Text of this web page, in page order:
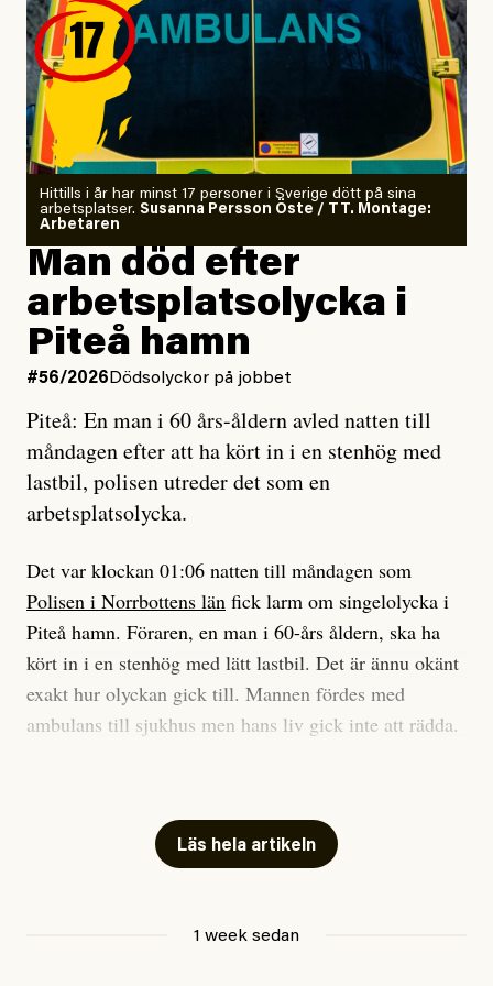
Jag letade tantrisk närhet
på kursgården Ängsbacka.
Jag är tränad i kontaktimprodans
och utbildad kaospilot.
Om läkaren säger vaccinera dig
så säger jag tvärtemot.
Jag lärde mig renovera
enligt uråldrig metod
och lade min sista ungdom
på att laga en gammal bod.
Jag sökte ljuset och meningen,
efter det som var rent, rätt och sant,
och aldrig såg jag det klarare än
när jag ombord på bussen hjälpte en tant.
#23/2026Intervjun
Jesper Lundby: ”Livet i sig
är ganska politiskt”
Hittills i år har minst 17 personer i Sverige dött på sina
arbetsplatser. Susanna Persson Öste / TT. Montage:
Arbetaren
Man död efter
arbetsplatsolycka i
Piteå hamn
#56/2026 Dödsolyckor på jobbet
Piteå: En man i 60 års-åldern avled natten till
måndagen efter att ha kört in i en stenhög med
lastbil, polisen utreder det som en
arbetsplatsolycka.
Det var klockan 01:06 natten till måndagen som
Polisen i Norrbottens län fick larm om singelolycka i
Piteå hamn. Föraren, en man i 60-års åldern, ska ha
kört in i en stenhög med lätt lastbil. Det är ännu okänt
exakt hur olyckan gick till. Mannen fördes med
ambulans till sjukhus men hans liv gick inte att rädda.
platsen, säger Elis Brännström, RLC-befäl på polisens
ledningscentral tillsvt Norrbotten.
Anhöriga är underrättade.
Läs hela artikeln
1 week sedan